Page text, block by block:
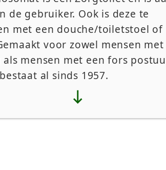
de gebruiker. Ook is deze te
met een douche/toiletstoel of
voor zowel mensen met
mensen met een fors
al sinds 1957.
